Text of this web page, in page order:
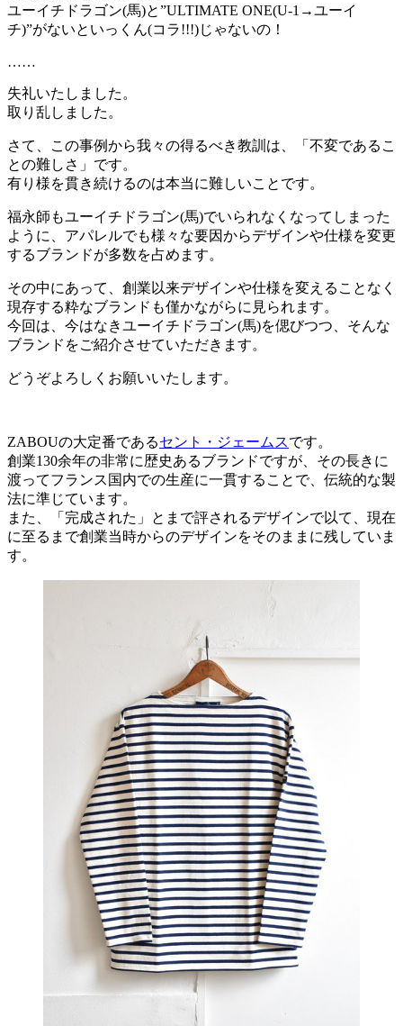
ユーイチドラゴン(馬)と”ULTIMATE ONE(U-1→ユーイ
チ)”がないといっくん(コラ!!!)じゃないの！
……
失礼いたしました。
取り乱しました。
さて、この事例から我々の得るべき教訓は、「不変であるこ
との難しさ」です。
有り様を貫き続けるのは本当に難しいことです。
福永師もユーイチドラゴン(馬)でいられなくなってしまった
ように、アパレルでも様々な要因からデザインや仕様を変更
するブランドが多数を占めます。
その中にあって、創業以来デザインや仕様を変えることなく
現存する粋なブランドも僅かながらに見られます。
今回は、今はなきユーイチドラゴン(馬)を偲びつつ、そんな
ブランドをご紹介させていただきます。
どうぞよろしくお願いいたします。
ZABOUの大定番であるセント・ジェームスです。
創業130余年の非常に歴史あるブランドですが、その長きに
渡ってフランス国内での生産に一貫することで、伝統的な製
法に準じています。
また、「完成された」とまで評されるデザインで以て、現在
に至るまで創業当時からのデザインをそのままに残していま
す。